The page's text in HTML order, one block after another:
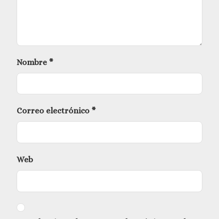
Nombre *
Correo electrónico *
Web